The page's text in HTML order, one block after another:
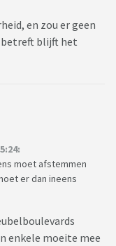
en zou er geen
blijft het
moet afstemmen
er dan ineens
enkele moeite mee